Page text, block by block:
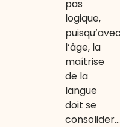
pas
logique,
l’âge, la
maîtrise
de la
langue
doit se
consolider…